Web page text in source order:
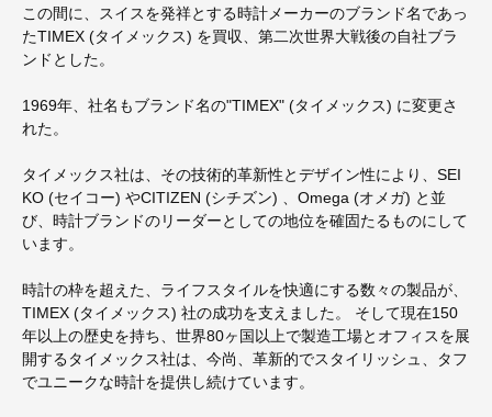
この間に、スイスを発祥とする時計メーカーのブランド名であっ
たTIMEX (タイメックス) を買収、第二次世界大戦後の自社ブラ
ンドとした。
1969年、社名もブランド名の"TIMEX" (タイメックス) に変更さ
れた。
タイメックス社は、その技術的革新性とデザイン性により、SEI
KO (セイコー) やCITIZEN (シチズン) 、Omega (オメガ) と並
び、時計ブランドのリーダーとしての地位を確固たるものにして
います。
時計の枠を超えた、ライフスタイルを快適にする数々の製品が、
TIMEX (タイメックス) 社の成功を支えました。 そして現在150
年以上の歴史を持ち、世界80ヶ国以上で製造工場とオフィスを展
開するタイメックス社は、今尚、革新的でスタイリッシュ、タフ
でユニークな時計を提供し続けています。